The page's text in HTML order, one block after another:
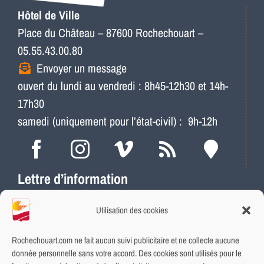
Utilisation des cookies
Rochechouart.com ne fait aucun suivi publicitaire et ne collecte aucune
donnée personnelle sans votre accord. Des cookies sont utilisés pour le
Hôtel de Ville
Place du Château – 87600 Rochechouart –
05.55.43.00.80
Envoyer un message
ouvert du lundi au vendredi : 8h45-12h30 et 14h-
17h30
samedi (uniquement pour l’état-civil) : 9h-12h
Lettre d’information
Actus, météo, travaux…
Ne ratez plus les infos locales
Abonnement rapide et gratuit